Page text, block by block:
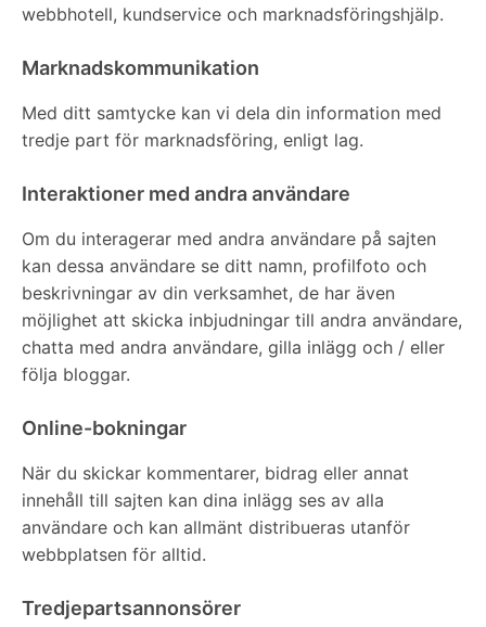
webbhotell, kundservice och marknadsföringshjälp.
Marknadskommunikation
Med ditt samtycke kan vi dela din information med
tredje part för marknadsföring, enligt lag.
Interaktioner med andra användare
Om du interagerar med andra användare på sajten
kan dessa användare se ditt namn, profilfoto och
beskrivningar av din verksamhet, de har även
möjlighet att skicka inbjudningar till andra användare,
chatta med andra användare, gilla inlägg och / eller
följa bloggar.
Online-bokningar
När du skickar kommentarer, bidrag eller annat
innehåll till sajten kan dina inlägg ses av alla
användare och kan allmänt distribueras utanför
webbplatsen för alltid.
Tredjepartsannonsörer